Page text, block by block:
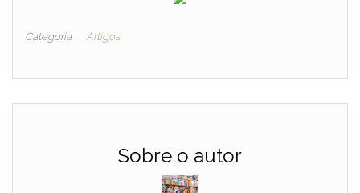
Categoria Artigos
Sobre o autor